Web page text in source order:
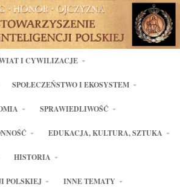
I CYWILIZACJE
SPOŁECZEŃSTWO I EKOSYSTEM
SPRAWIEDLIWOŚĆ
EDUKACJA, KULTURA, SZTUKA
HISTORIA
POLSKIEJ INNE TEMATY